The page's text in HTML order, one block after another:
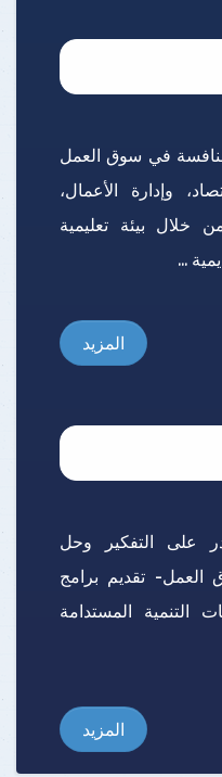
في سوق العمل
وإدارة الأعمال،
خلال بيئة تعليمية
...
المزيد
على التفكير وحل
تقديم برامج
التنمية المستدامة
المزيد